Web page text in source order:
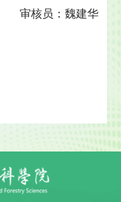
审核员：魏建华